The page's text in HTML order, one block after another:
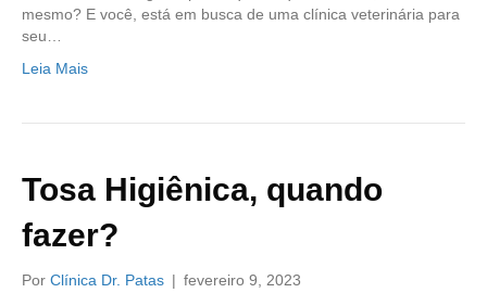
mesmo? E você, está em busca de uma clínica veterinária para
seu…
Leia Mais
Tosa Higiênica, quando
fazer?
Por Clínica Dr. Patas | fevereiro 9, 2023